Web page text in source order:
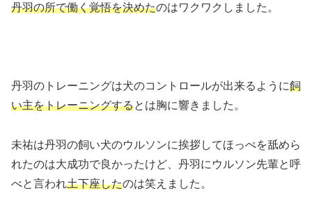
丹羽の所で働く覚悟を決めたのはワクワクしました。
丹羽のトレーニングは犬のコントロールが出来るように飼
い主をトレーニングするとは胸に響きました。
未祐は丹羽の飼い犬のウルソンに挨拶してほっぺを舐めら
れたのは大成功で良かったけど、丹羽にウルソン先輩と呼
べと言われ土下座したのは笑えました。